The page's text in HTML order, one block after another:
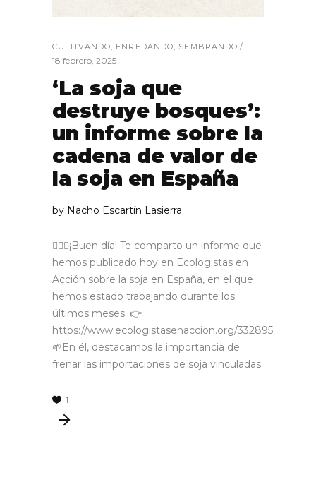
CULTIVANDO ENREDANDO SEMBRANDO
18 febrero, 2025
‘La soja que
destruye bosques’:
un informe sobre la
cadena de valor de
la soja en España
by Nacho Escartín Lasierra
🙋🏼‍♂️¡Buen día! Te comparto un informe que
hemos publicado hoy en Ecologistas en
Acción sobre la soja en España, en el que
hemos estado trabajando durante los
últimos meses: 👉
https://www.ecologistasenaccion.org/332895
🌱En él, destacamos la importancia de
frenar las importaciones de soja vinculadas
1